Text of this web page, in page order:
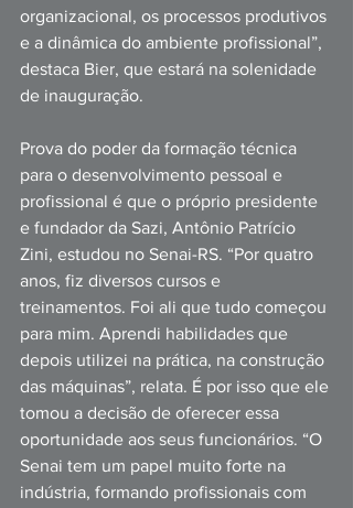
organizacional, os processos produtivos
e a dinâmica do ambiente profissional”,
destaca Bier, que estará na solenidade
de inauguração.
Prova do poder da formação técnica
para o desenvolvimento pessoal e
profissional é que o próprio presidente
e fundador da Sazi, Antônio Patrício
Zini, estudou no Senai-RS. “Por quatro
anos, fiz diversos cursos e
treinamentos. Foi ali que tudo começou
para mim. Aprendi habilidades que
depois utilizei na prática, na construção
das máquinas”, relata. É por isso que ele
tomou a decisão de oferecer essa
oportunidade aos seus funcionários. “O
Senai tem um papel muito forte na
indústria, formando profissionais com